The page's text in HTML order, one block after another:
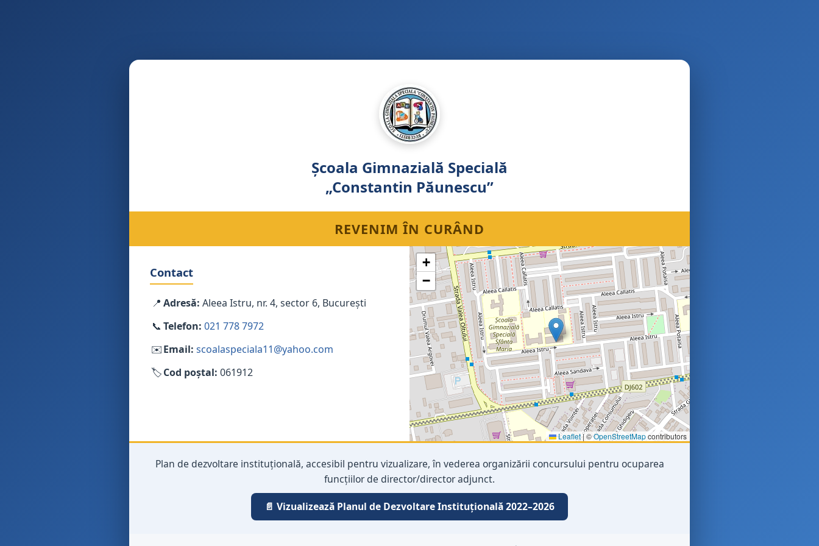
Școala Gimnazială Specială
„Constantin Păunescu”
REVENIM ÎN CURÂND
Contact
📍 Adresă: Aleea Istru, nr. 4, sector 6, București
📞 Telefon: 021 778 7972
✉️Email: scoalaspeciala11@yahoo.com
🏷️Cod poștal: 061912
+
−
Leaflet|©OpenStreetMapcontributors
Plan de dezvoltare instituțională, accesibil pentru vizualizare, în vederea organizării concursului pentru ocuparea
funcțiilor de director/director adjunct.
📄 Vizualizează Planul de Dezvoltare Instituțională 2022–2026